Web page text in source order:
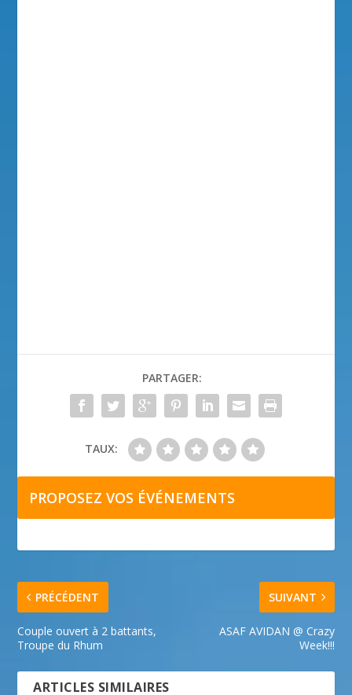
PARTAGER:
TAUX:
PROPOSEZ VOS ÉVÉNEMENTS
PRÉCÉDENT
Couple ouvert à 2 battants,
Troupe du Rhum
SUIVANT
ASAF AVIDAN @ Crazy
Week!!!
ARTICLES SIMILAIRES